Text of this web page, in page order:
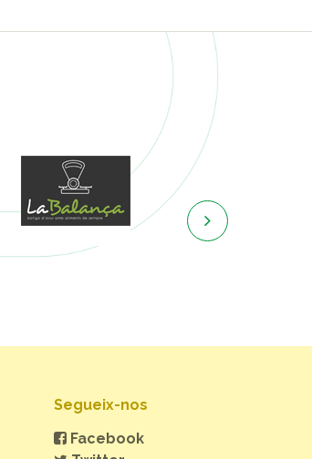

Segueix-nos
Facebook